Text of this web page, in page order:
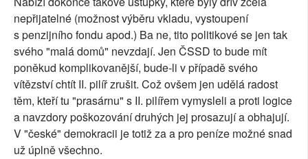
nepřijatelné (možnost výběru vkladu, vystoupení
s penzijního fondu apod.) Ba ne, tito politikové se jen tak
svého "malá domů" nevzdají. Jen ČSSD to bude mít
poněkud komplikovanější, bude-li v případě svého
vítězství chtít II. pilíř zrušit. Což ovšem jen udělá radost
těm, kteří tu "prasárnu" s II. pilířem vymysleli a proti logice
a navzdory poškozování druhých jej prosazují a obhajují.
V "české" demokracii je totiž za a pro peníze možné snad
už úplně všechno.